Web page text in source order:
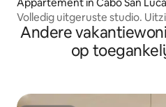
Volledig uitgeruste studio.
zwembad op het dak
Andere
op